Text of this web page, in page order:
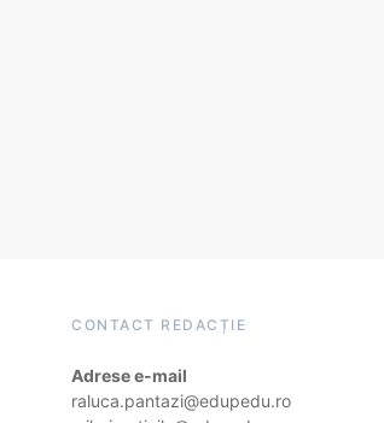
CONTACT REDACȚIE
Adrese e-mail
raluca.pantazi@edupedu.ro